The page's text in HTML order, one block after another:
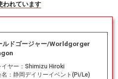
われています
ルドゴージャー/Worldgorger
ヤー： Shimizu Hiroki
： 静岡デイリーイベント(Pi/Le)